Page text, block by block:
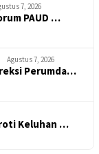
7, 2026
PAUD …
Agustus 7, 2026
Perumda…
Keluhan …